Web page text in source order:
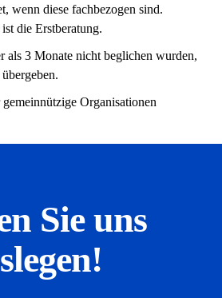
wenn diese fachbezogen sind.
die Erstberatung.
als 3 Monate nicht beglichen wurden,
Organisationen
Sie uns